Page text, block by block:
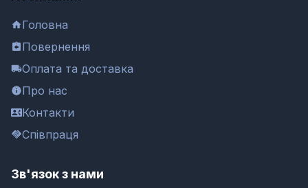
Головна
Повернення
Оплата та доставка
Про нас
Контакти
Співпраця
Зв'язок з нами